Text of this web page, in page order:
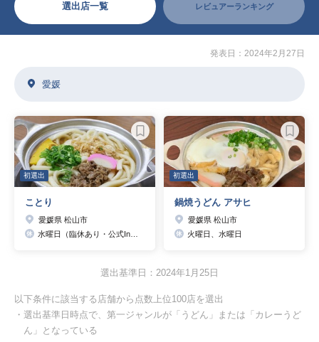
選出店一覧 レビュアーランキング
発表日：2024年2月27日
愛媛
初選出
ことり
愛媛県 松山市
初選出
鍋焼うどん アサヒ
愛媛県 松山市
火曜日、水曜日
選出基準日：2024年1月25日
以下条件に該当する店舗から点数上位100店を選出
・選出基準日時点で、第一ジャンルが「うどん」または「カレーうど
ん」となっている